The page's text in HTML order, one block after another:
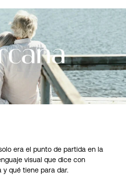
era el punto de partida en la
visual que dice con
y qué tiene para dar.